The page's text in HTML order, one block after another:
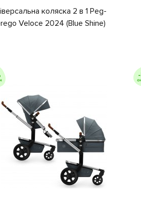
коляска 2 в 1 Peg-
Veloce 2024 (Blue Shine)